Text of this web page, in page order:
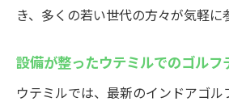
き、多くの若い世代の方々が気軽に
設備が整ったウテミルでのゴルフ
ウテミルでは、最新のインドアゴル